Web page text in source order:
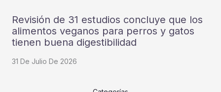
Revisión de 31 estudios concluye que los
alimentos veganos para perros y gatos
tienen buena digestibilidad
31 De Julio De 2026